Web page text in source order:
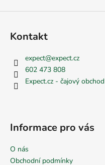
Kontakt
expect@expect.cz
602 473 808
Expect.cz - čajový obchod
Informace pro vás
O nás
Obchodní podmínky